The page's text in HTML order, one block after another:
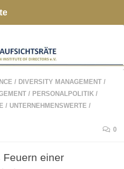
/ DIVERSITY MANAGEMENT /
/ PERSONALPOLITIK /
/ UNTERNEHMENSWERTE /
0
Feuern einer